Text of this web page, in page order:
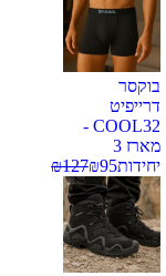
בוקסר
דרייפיט
COOL32 -
מארז 3
יחידות
₪95
₪127